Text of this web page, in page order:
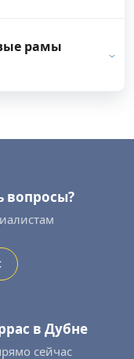
рамы
вопросы?
в Дубне
сейчас